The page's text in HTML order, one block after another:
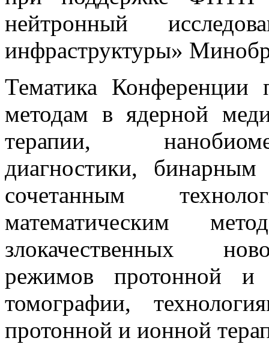
нейтронный
инфраструктуры»
Тематика Конференции
методам в ядерной
терапии,
диагностики, бинарным
сочетанным
математическим
злокачественных
режимов протонной и
томографии,
протонной и ионной